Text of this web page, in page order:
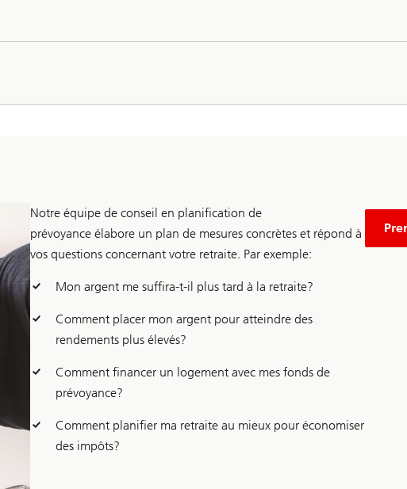
Notre équipe de conseil en planification de
prévoyance élabore un plan de mesures concrètes et répond à
vos questions concernant votre retraite. Par exemple:
Mon argent me suffira-t-il plus tard à la retraite?
Comment placer mon argent pour atteindre des
rendements plus élevés?
Comment financer un logement avec mes fonds de
prévoyance?
Comment planifier ma retraite au mieux pour économiser
des impôts?